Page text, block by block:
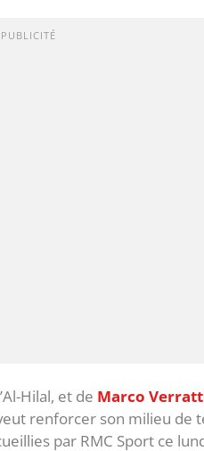
Hilal, et de Marco
renforcer son milieu de
par RMC Sport ce